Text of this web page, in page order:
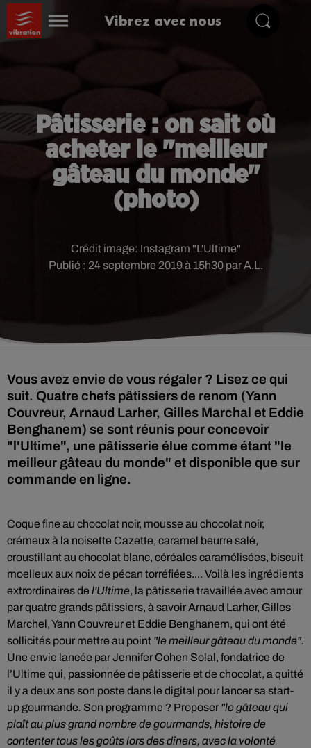
Vibrez avec nous
Pâtisserie : on sait où
acheter le "meilleur
gâteau du monde"
(photo)
Publié : 24 septembre 2019 à 15h30 par A.L.
Crédit image: Instagram "L'Ultime"
Vous avez envie de vous régaler ? Lisez ce qui
suit. Quatre chefs pâtissiers de renom (Yann
Couvreur, Arnaud Larher, Gilles Marchal et Eddie
Benghanem) se sont réunis pour concevoir
"l'Ultime", une pâtisserie élue comme étant "le
meilleur gâteau du monde" et disponible que sur
commande en ligne.
Coque fine au chocolat noir, mousse au chocolat noir,
crémeux à la noisette Cazette, caramel beurre salé,
croustillant au chocolat blanc, céréales caramélisées, biscuit
moelleux aux noix de pécan torréfiées.... Voilà les ingrédients
extrordinaires de l'Ultime, la pâtisserie travaillée avec amour
par quatre grands pâtissiers, à savoir Arnaud Larher, Gilles
Marchel, Yann Couvreur et Eddie Benghanem, qui ont été
sollicités pour mettre au point "le meilleur gâteau du monde".
Une envie lancée par Jennifer Cohen Solal, fondatrice de
l’Ultime qui, passionnée de pâtisserie et de chocolat, a quitté
il y a deux ans son poste dans le digital pour lancer sa start-
up gourmande. Son programme ? Proposer "le gâteau qui
plaît au plus grand nombre de gourmands, histoire de
contenter tous les goûts lors des dîners, avec la volonté